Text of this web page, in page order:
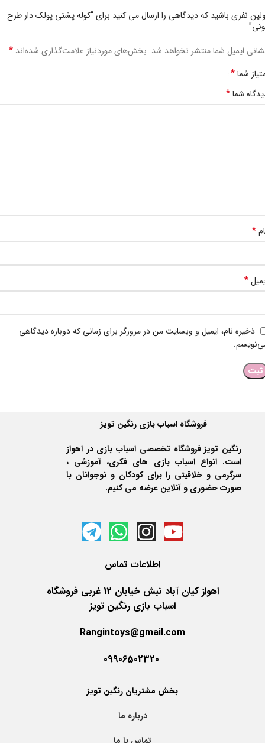
نفری باشید که دیدگاهی را ارسال می کنید برای “کوله پشتی پولک دار طرح
ایمیل شما منتشر نخواهد شد. بخش‌های موردنیاز علامت‌گذاری شده‌اند *
شما*
شما*
*
*
ذخیره نام، ایمیل و وبسایت من در مرورگر برای زمانی که دوباره دیدگاهی
فروشگاه اسباب بازی رنگین تویز
رنگین تویز فروشگاه تخصصی اسباب بازی در اهواز
است. انواع اسباب بازی های فکری، آموزشی ،
سرگرمی و خلاقیتی را برای کودکان و نوجوانان با
صورت حضوری و آنلاین عرضه می کنیم.
اطلاعات تماس
اهواز کیان آباد نبش خیابان 12 غربی فروشگاه
اسباب بازی رنگین تویز
Rangintoys@gmail.com
09906502320
بخش مشتریان رنگین تویز
درباره ما